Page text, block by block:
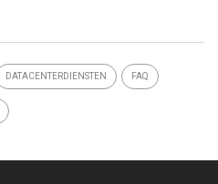
DATACENTERDIENSTEN FAQ